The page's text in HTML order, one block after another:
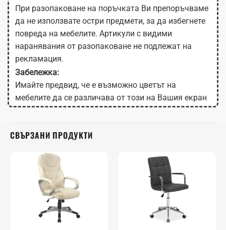
При разопаковане на поръчката Ви препоръчваме
да не използвате остри предмети, за да избегнете
повреда на мебелите. Артикули с видими
наранявания от разопаковане не подлежат на
рекламация.
Забележка:
Имайте предвид, че е възможно цветът на
мебелите да се различава от този на Вашия екран
в зависимост от настройките на монитора.
СВЪРЗАНИ ПРОДУКТИ